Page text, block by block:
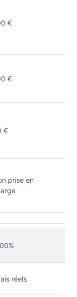
€
€
€
prise en
réels